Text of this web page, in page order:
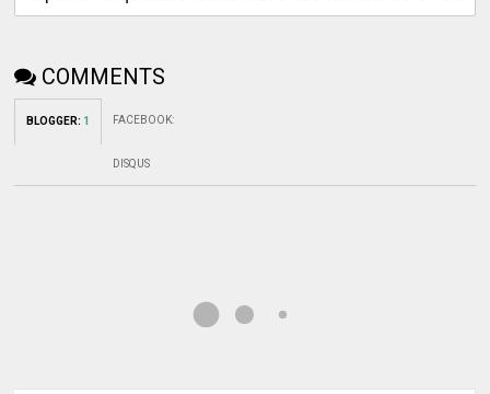
COMMENTS
BLOGGER: 1 FACEBOOK:
DISQUS